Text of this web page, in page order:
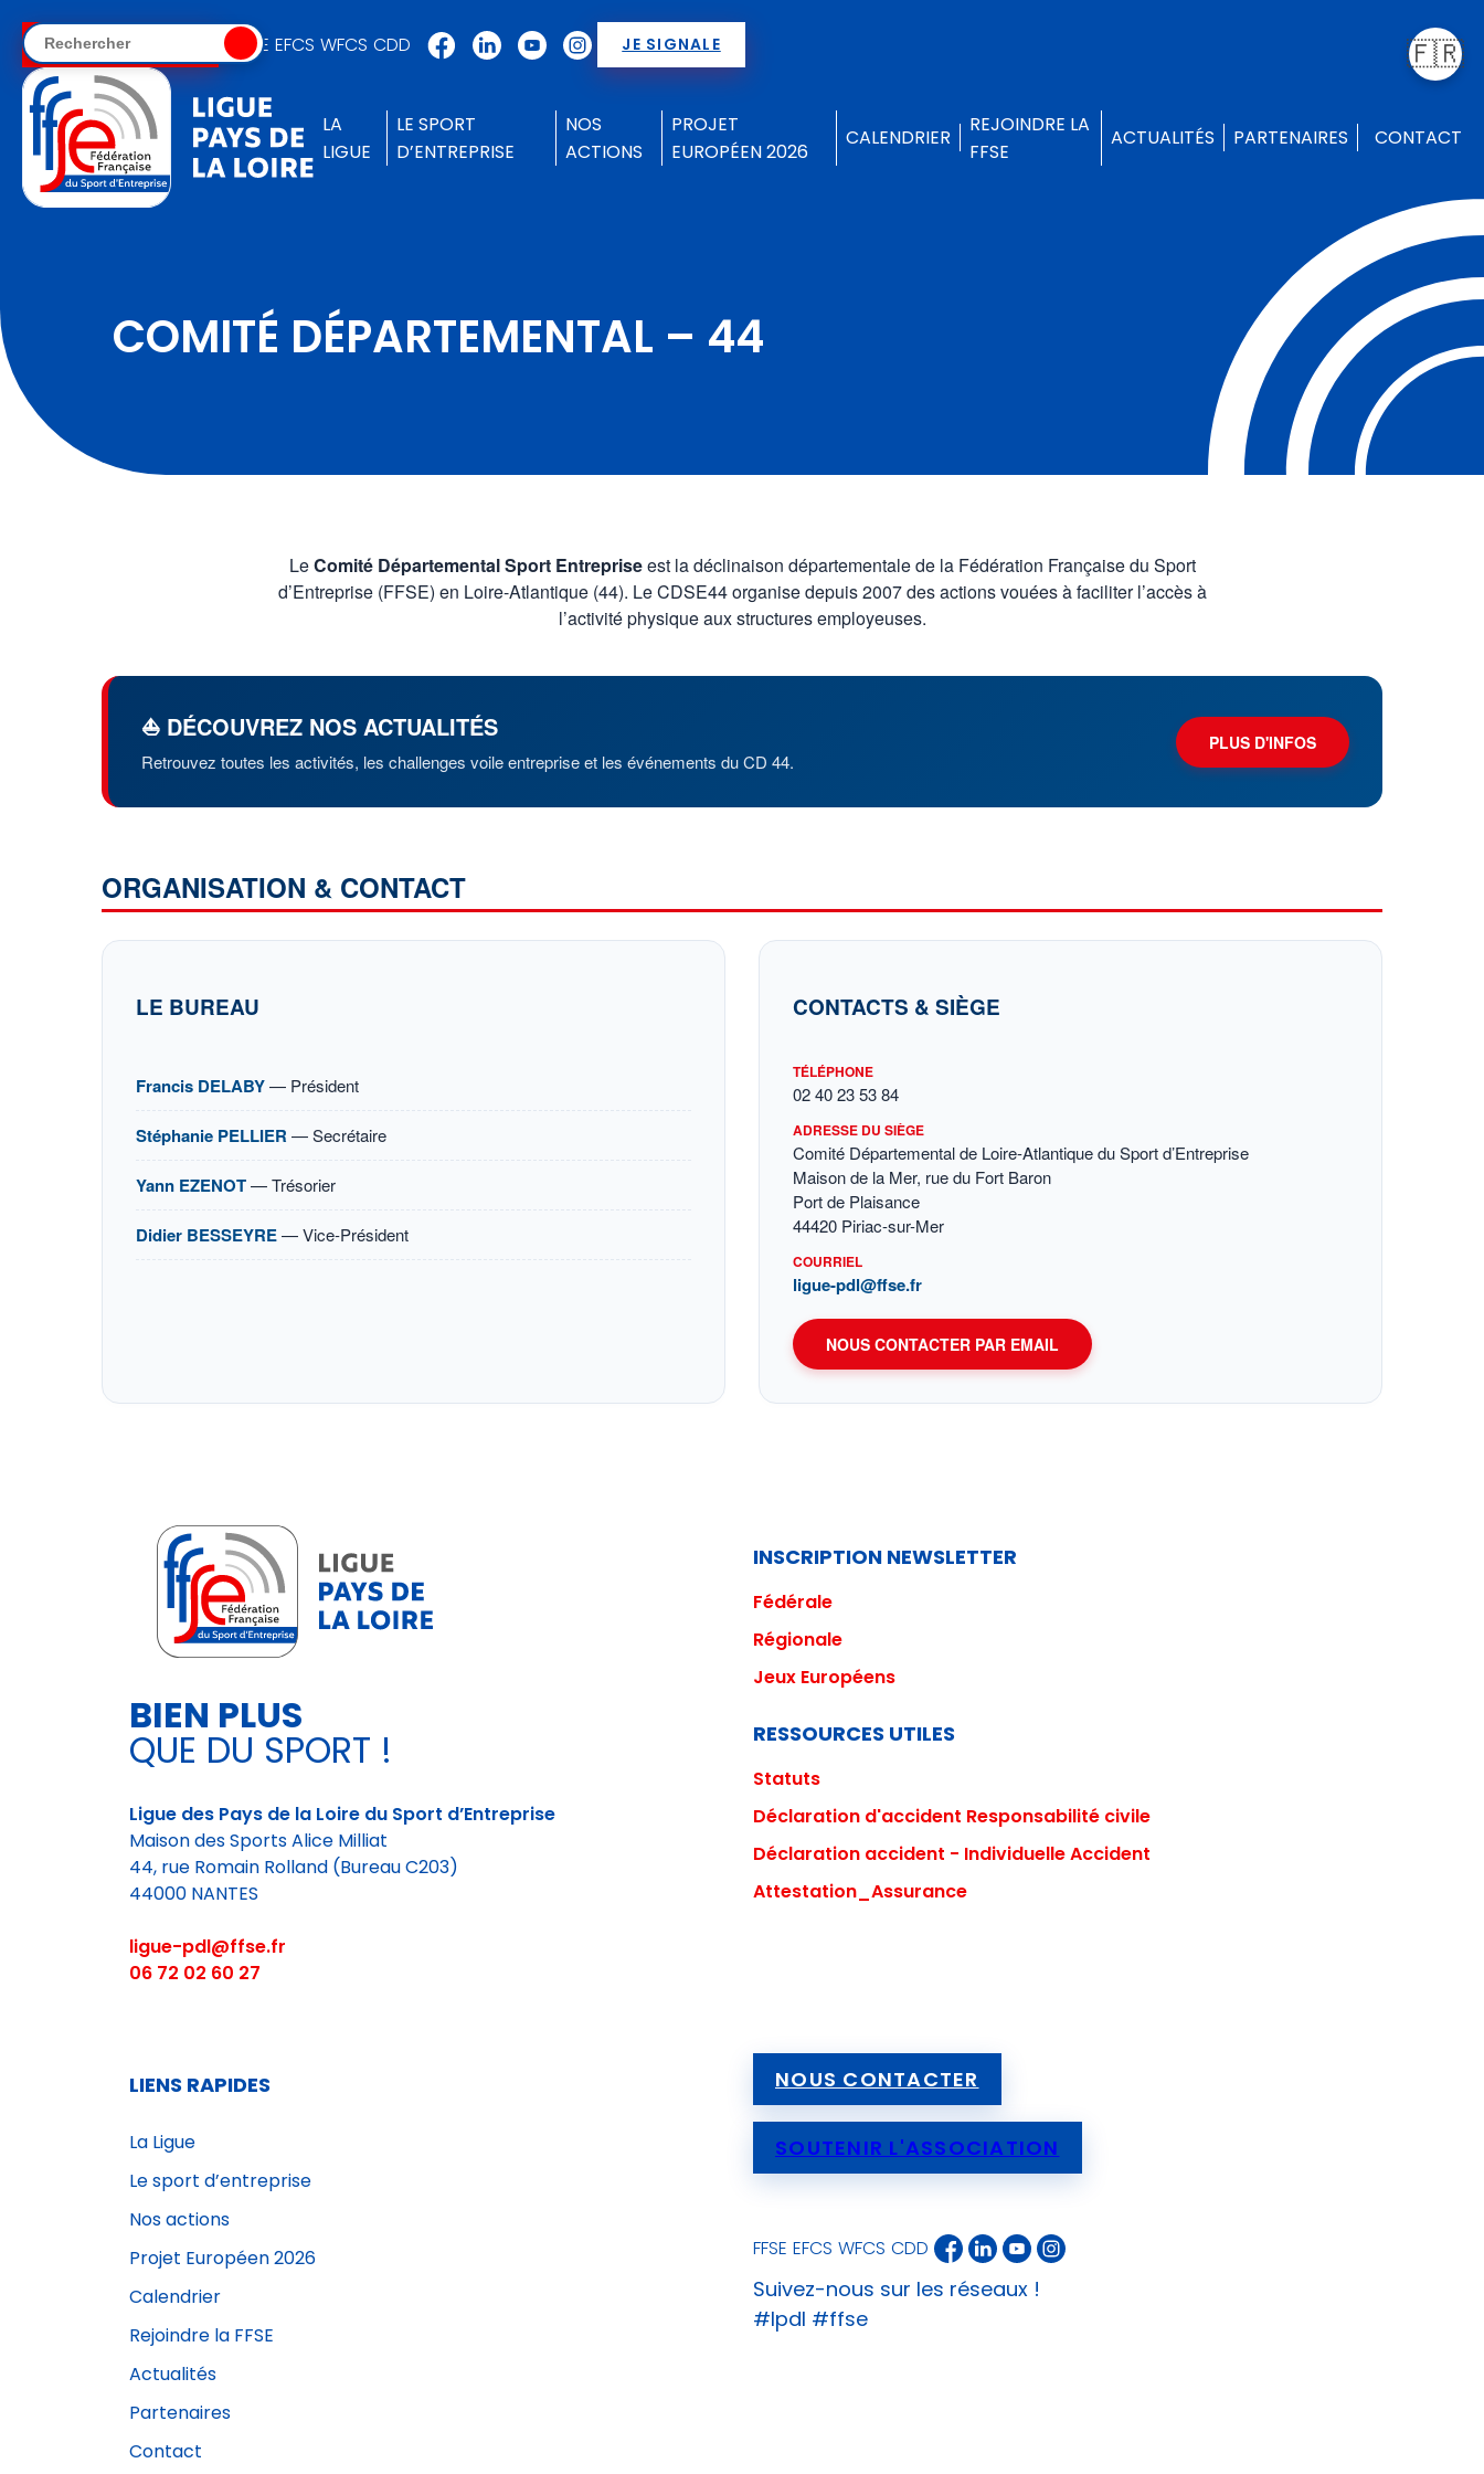
ESPACE ADHÉRENT FFSE EFCS WFCS CDD JE SIGNALE
LA
LIGUE
LE SPORT
D’ENTREPRISE
NOS
ACTIONS
PROJET
EUROPÉEN 2026
CALENDRIER
REJOINDRE LA
FFSE
ACTUALITÉS PARTENAIRES CONTACT
COMITÉ DÉPARTEMENTAL – 44
LeComité Départemental Sport Entrepriseest la déclinaison départementale de la Fédération Française du Sport
d’Entreprise (FFSE) en Loire-Atlantique (44). Le CDSE44 organise depuis 2007 des actions vouées à faciliter l’accès à
l’activité physique aux structures employeuses.
⛵ DÉCOUVREZ NOS ACTUALITÉS
Retrouvez toutes les activités, les challenges voile entreprise et les événements du CD 44.
PLUS D'INFOS
ORGANISATION & CONTACT
LE BUREAU
Francis DELABY— Président
Stéphanie PELLIER — Secrétaire
Yann EZENOT— Trésorier
Didier BESSEYRE— Vice-Président
CONTACTS & SIÈGE
TÉLÉPHONE
02 40 23 53 84
ADRESSE DU SIÈGE
Comité Départemental de Loire-Atlantique du Sport d’Entreprise
Maison de la Mer, rue du Fort Baron
Port de Plaisance
44420 Piriac-sur-Mer
COURRIEL
ligue-pdl@ffse.fr
NOUS CONTACTER PAR EMAIL
BIEN PLUS
QUE DU SPORT !
Ligue des Pays de la Loire du Sport d’Entreprise
Maison des Sports Alice Milliat
44, rue Romain Rolland (Bureau C203)
44000 NANTES
ligue-pdl@ffse.fr
06 72 02 60 27
INSCRIPTION NEWSLETTER
Fédérale
Régionale
Jeux Européens
RESSOURCES UTILES
Statuts
Déclaration d'accident Responsabilité civile
Déclaration accident - Individuelle Accident
Attestation_Assurance
LIENS RAPIDES
La Ligue
Le sport d’entreprise
Nos actions
Projet Européen 2026
Calendrier
Rejoindre la FFSE
Actualités
Partenaires
Contact
NOUS CONTACTER
SOUTENIR L'ASSOCIATION
FFSE EFCS WFCS CDD
Suivez-nous sur les réseaux !
#lpdl #ffse
🇫🇷